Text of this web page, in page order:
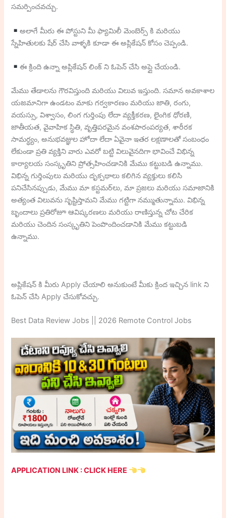
సమర్పించవచ్చు.
అలాగే మీరు ఈ పోస్టుని మీ ఫ్యామిలీ మెంబెర్స్ కి మరియు
స్నేహితులకు షేర్ చేసి వాళ్ళకి కూడా ఈ అప్లికేషన్ కోసం చెప్పండి.
ఈ క్రింది ఉన్నా అప్లికేషన్ లింక్ ని ఓపెన్ చేసి అప్లై చేయండి.
మేము తేడాలను గౌరవిస్తుంది మరియు విలువ ఇస్తుంది. సమాన అవకాశాల
యజమానిగా ఉండటం మాకు గర్వకారణం మరియు జాతి, రంగు,
వయస్సు, విశ్వాసం, లింగ గుర్తింపు లేదా వ్యక్తీకరణ, లైంగిక ధోరణి,
జాతీయత, వైవాహిక స్థితి, వృత్తిపరమైన వంశపారంపర్యత, శారీరక
సామర్థ్యం, ​​అనుభవజ్ఞుల హోదా లేదా ఏవైనా ఇతర లక్షణాలతో సంబంధం
లేకుండా ప్రతి వ్యక్తిని వారు ఎవరో బట్టి విలువైనదిగా భావించే విభిన్న
కార్యాలయ సంస్కృతిని ప్రోత్సహించడానికి మేము కట్టుబడి ఉన్నాము.
విభిన్న గుర్తింపులు మరియు దృక్పథాలు కలిగిన వ్యక్తులు కలిసి
పనిచేసినప్పుడు, మేము మా కస్టమర్‌లు, మా ప్రజలు మరియు సమాజానికి
అత్యంత విలువను సృష్టిస్తామని మేము గట్టిగా నమ్ముతున్నాము. విభిన్న
బృందాలు ప్రతిరోజూ ఆవిష్కరణలు మరియు రాణిస్తున్న చోట చేరిక
మరియు చెందిన సంస్కృతిని పెంపొందించడానికి మేము కట్టుబడి
ఉన్నాము.
అప్లికేషన్ కి మీరు Apply చేయాలి అనుకుంటే మీకు క్రింద ఇచ్చిన link ని
ఓపెన్ చేసి Apply చేసుకోవచ్చు.
Best Data Review Jobs || 2026 Remote Control Jobs
APPLICATION LINK : CLICK HERE